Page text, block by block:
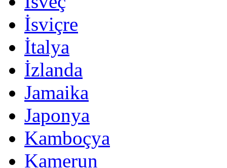
İsviçre
İtalya
İzlanda
Jamaika
Japonya
Kamboçya
Kamerun